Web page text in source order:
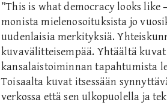
”This is what democracy looks
monista mielenosoituksista jo
uudenlaisia merkityksiä.
kuvavälitteisempää. Yhtäältä
kansalaistoiminnan tapahtumista
Toisaalta kuvat itsessään
verkossa että sen ulkopuolella ja